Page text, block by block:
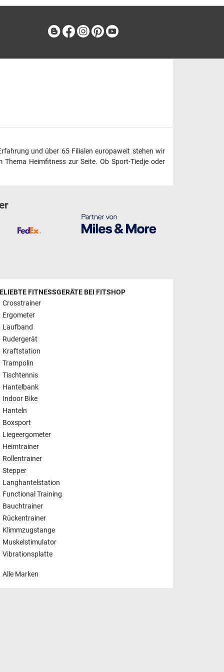
BlogFacebook
Instagram
Pinterest
und über 65 Filialen europaweit stehen wir
Heimfitness zur Seite. Ob Sport-Tiedje oder
FITNESSGERÄTE BEI FITSHOP
Crosstrainer
Ergometer
Laufband
Rudergerät
Kraftstation
Trampolin
Tischtennis
Hantelbank
Indoor Bike
Hanteln
Boxsport
Liegeergometer
Heimtrainer
Rollentrainer
Stepper
Langhantelstation
Functional Training
Bauchtrainer
Rückentrainer
Klimmzugstange
Muskelstimulator
Vibrationsplatte
Alle Marken